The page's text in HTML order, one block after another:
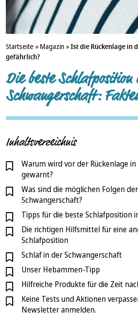
Startseite »Magazin »Ist die Rückenlage in
gefährlich?
Die beste Schlafposition
Schwangerschaft:
Inhaltsverzeichnis
Warum wird vor der Rückenlage
gewarnt?
Was sind die möglichen Folgen
Schwangerschaft?
Tipps für die beste Schlafposition
Die richtigen Hilfsmittel für eine
Schlafposition
Schlaf in der Schwangerschaft
Unser Hebammen-Tipp
Hilfreiche Produkte für die Zeit
Keine Tests und Aktionen
Newsletter anmelden.